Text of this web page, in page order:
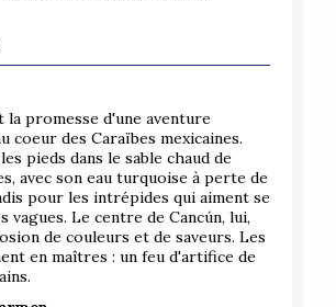
la promesse d'une aventure
coeur des Caraïbes mexicaines.
pieds dans le sable chaud de
avec son eau turquoise à perte de
pour les intrépides qui aiment se
vagues. Le centre de Cancún, lui,
de couleurs et de saveurs. Les
en maîtres : un feu d'artifice de